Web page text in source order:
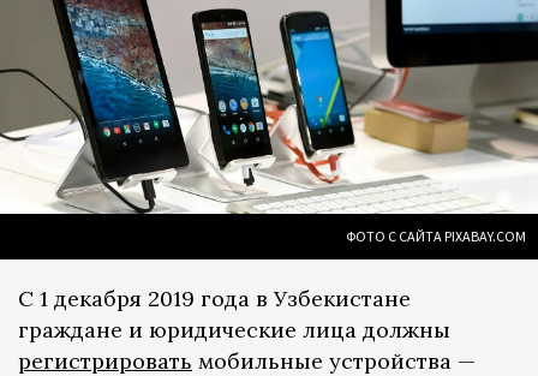
ФОТО С САЙТА PIXABAY.COM
С 1 декабря 2019 года в Узбекистане
граждане и юридические лица должны
регистрировать мобильные устройства —